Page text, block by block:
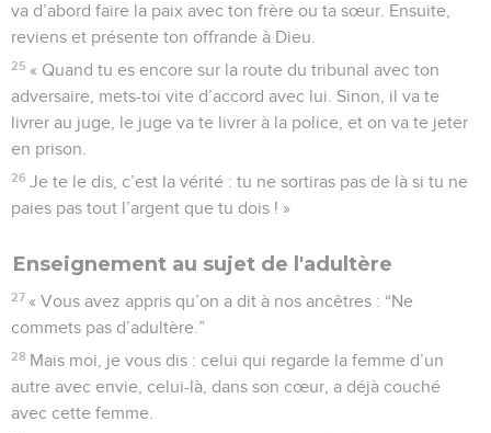
va d’abord faire la paix avec ton frère ou ta sœur. Ensuite,
reviens et présente ton offrande à Dieu.
25 « Quand tu es encore sur la route du tribunal avec ton
adversaire, mets-toi vite d’accord avec lui. Sinon, il va te
livrer au juge, le juge va te livrer à la police, et on va te jeter
en prison.
26 Je te le dis, c’est la vérité : tu ne sortiras pas de là si tu ne
paies pas tout l’argent que tu dois ! »
Enseignement au sujet de l'adultère
27 « Vous avez appris qu’on a dit à nos ancêtres : “Ne
commets pas d’adultère.”
28 Mais moi, je vous dis : celui qui regarde la femme d’un
autre avec envie, celui-là, dans son cœur, a déjà couché
avec cette femme.